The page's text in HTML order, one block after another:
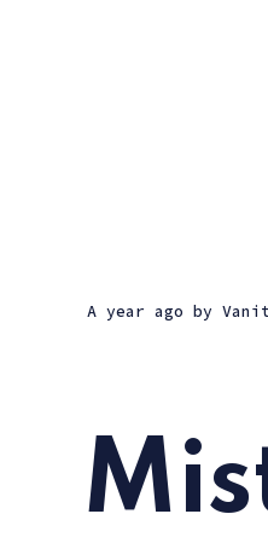
a year ago by